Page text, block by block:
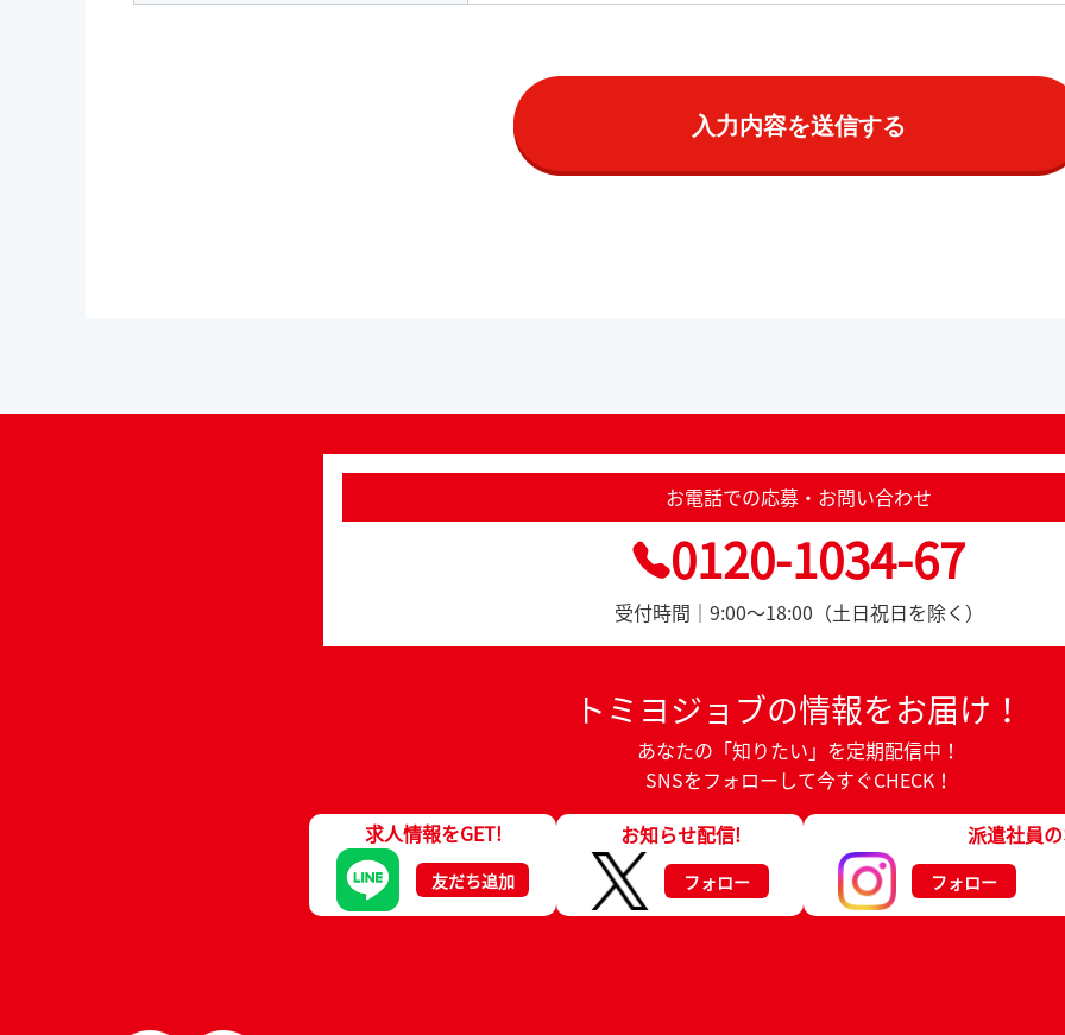
お電話での応募・お問い合わせ
0120-1034-67
受付時間｜9:00～18:00（土日祝日を除く）
トミヨジョブの情報をお届け！
あなたの「知りたい」を定期配信中！
SNSをフォローして今すぐCHECK！
求人情報をGET!
友だち追加
お知らせ配信!
フォロー
派遣社員
フォロー